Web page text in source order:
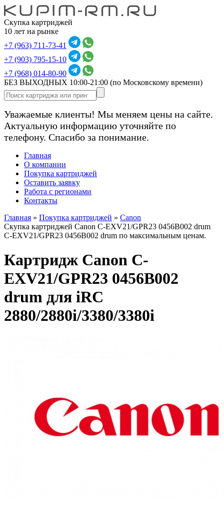
Скупка картриджей
10 лет на рынке
+7 (963) 711-73-41
+7 (903) 795-15-10
+7 (968) 014-80-90
БЕЗ ВЫХОДНЫХ 10:00-21:00 (по Московскому времени)
Уважаемые клиенты! Мы меняем цены на сайте.
Актуальную информацию уточняйте по
телефону. Спасибо за понимание.
Главная
О компании
Покупка картриджей
Оставить заявку
Работа с регионами
Контакты
Главная » Покупка картриджей » Canon
Скупка картриджей Canon C-EXV21/GPR23 0456B002 drum
C-EXV21/GPR23 0456B002 drum по максимальным ценам.
Картридж Canon C-
EXV21/GPR23 0456B002
drum для iRC
2880/2880i/3380/3380i